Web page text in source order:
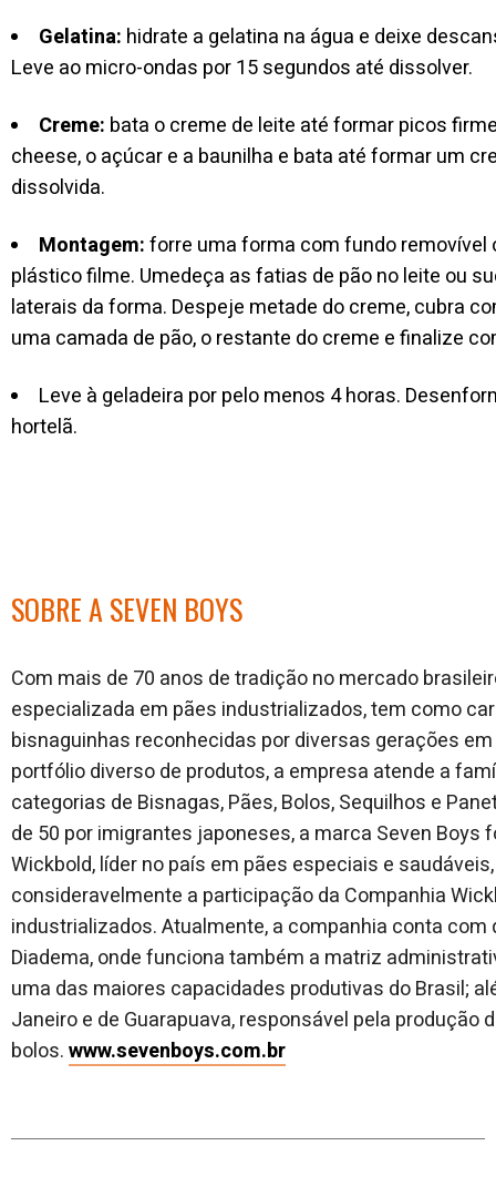
Gelatina: hidrate a gelatina na água e deixe
Leve ao micro-ondas por 15 segundos até dissolver.
Creme: bata o creme de leite até formar picos
cheese, o açúcar e a baunilha e bata até formar um
dissolvida.
Montagem:forre uma forma com fundo removível
plástico filme. Umedeça as fatias de pão no leite ou
laterais da forma. Despeje metade do creme, cubra
uma camada de pão, o restante do creme e finalize
Leve à geladeira por pelo menos 4 horas.
hortelã.
SOBRE A SEVEN BOYS
Com mais de 70 anos de tradição no mercado
especializada em pães industrializados, tem como
bisnaguinhas reconhecidas por diversas gerações
portfólio diverso de produtos, a empresa atende a
categorias de Bisnagas, Pães, Bolos, Sequilhos e
de 50 por imigrantes japoneses, a marca Seven Boys
Wickbold, líder no país em pães especiais e
consideravelmente a participação da Companhia
industrializados. Atualmente, a companhia conta
Diadema, onde funciona também a matriz
uma das maiores capacidades produtivas do Brasil;
Janeiro e de Guarapuava, responsável pela produção
bolos.www.sevenboys.com.br